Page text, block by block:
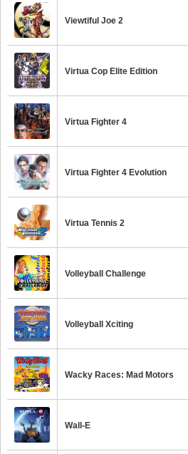
Viewtiful Joe 2
Virtua Cop Elite Edition
Virtua Fighter 4
Virtua Fighter 4 Evolution
Virtua Tennis 2
Volleyball Challenge
Volleyball Xciting
Wacky Races: Mad Motors
Wall-E